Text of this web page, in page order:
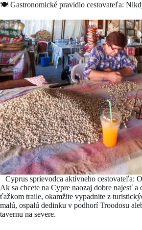
🍽️ Gastronomické pravidlo cestovateľa:
Cyprus sprievodca aktívneho cestovateľa:
Ak sa chcete na Cypre naozaj dobre najesť
ťažkom traile, okamžite vypadnite z
malú, ospalú dedinku v podhorí Troodosu
tavernu na severe.